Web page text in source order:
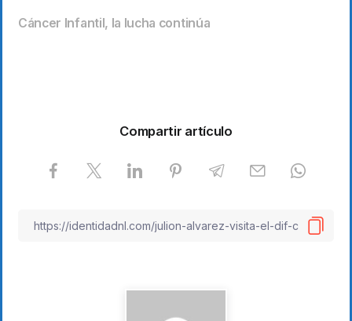
Cáncer Infantil, la lucha continúa
Compartir artículo